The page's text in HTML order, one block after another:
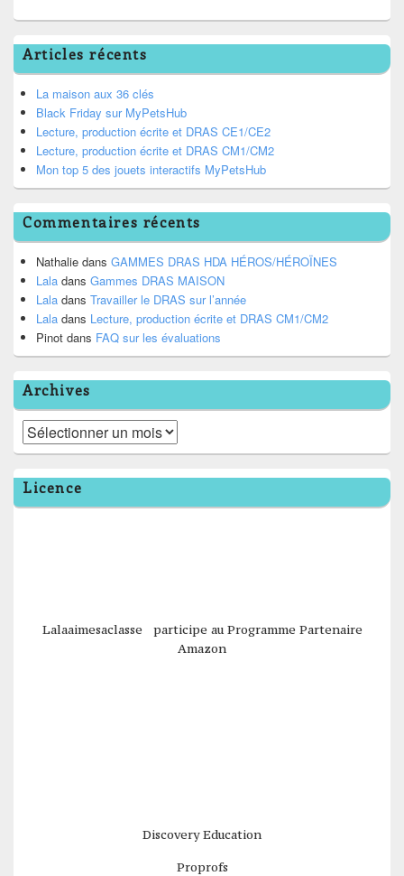
Articles récents
La maison aux 36 clés
Black Friday sur MyPetsHub
Lecture, production écrite et DRAS CE1/CE2
Lecture, production écrite et DRAS CM1/CM2
Mon top 5 des jouets interactifs MyPetsHub
Commentaires récents
Nathalie dans GAMMES DRAS HDA HÉROS/HÉROÏNES
Lala dans Gammes DRAS MAISON
Lala dans Travailler le DRAS sur l’année
Lala dans Lecture, production écrite et DRAS CM1/CM2
Pinot dans FAQ sur les évaluations
Archives
Archives
Licence
Lalaaimesaclasse participe au Programme Partenaire
Amazon
Discovery Education
Proprofs